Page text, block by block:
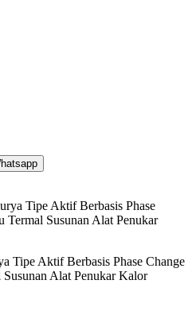
Tipe Aktif Berbasis Phase Change
Alat Penukar Kalor